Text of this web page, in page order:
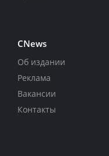
CNews
Об издании
Реклама
Вакансии
Контакты